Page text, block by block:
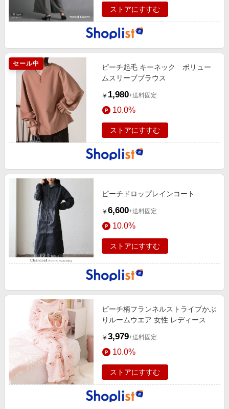
ストアにすすむ
セール中
ピーチ起毛 キーネック ボリュー
ムスリーブブラウス
￥ 1,980+送料固定
10.0%
ストアにすすむ
ピーチドロップレインコート
￥ 6,600+送料固定
10.0%
ストアにすすむ
ピーチ柄フランネルストライプかぶ
りルームウエア 女性 レディース
￥ 3,979+送料固定
10.0%
ストアにすすむ